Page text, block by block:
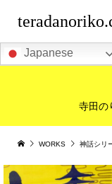
Japanese
寺田
WORKS 神話シリ